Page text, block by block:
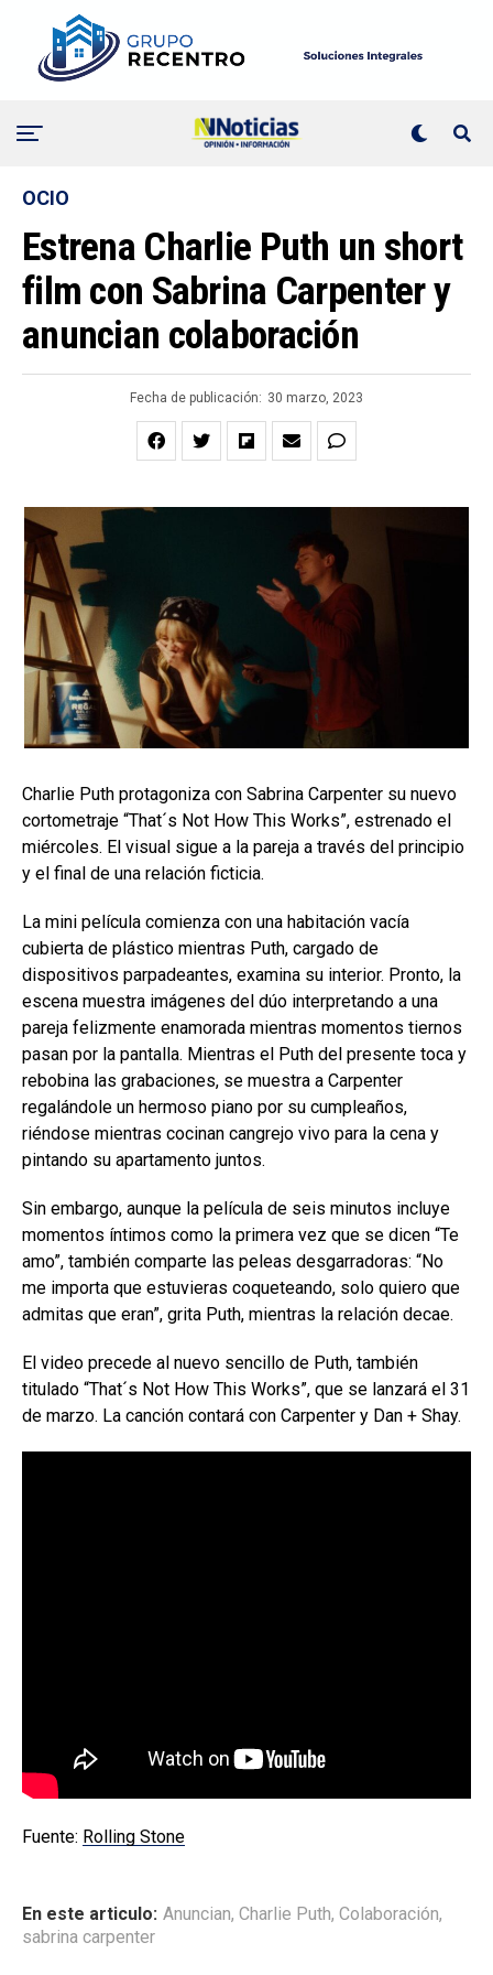
OCIO
Estrena Charlie Puth un short
film con Sabrina Carpenter y
anuncian colaboración
Fecha de publicación: 30 marzo, 2023
Charlie Puth protagoniza con Sabrina Carpenter su nuevo
cortometraje “That´s Not How This Works”, estrenado el
miércoles. El visual sigue a la pareja a través del principio
y el final de una relación ficticia.
La mini película comienza con una habitación vacía
cubierta de plástico mientras Puth, cargado de
dispositivos parpadeantes, examina su interior. Pronto, la
escena muestra imágenes del dúo interpretando a una
pareja felizmente enamorada mientras momentos tiernos
pasan por la pantalla. Mientras el Puth del presente toca y
rebobina las grabaciones, se muestra a Carpenter
regalándole un hermoso piano por su cumpleaños,
riéndose mientras cocinan cangrejo vivo para la cena y
pintando su apartamento juntos.
Sin embargo, aunque la película de seis minutos incluye
momentos íntimos como la primera vez que se dicen “Te
amo”, también comparte las peleas desgarradoras: “No
me importa que estuvieras coqueteando, solo quiero que
admitas que eran”, grita Puth, mientras la relación decae.
El video precede al nuevo sencillo de Puth, también
titulado “That´s Not How This Works”, que se lanzará el 31
de marzo. La canción contará con Carpenter y Dan + Shay.
Fuente: Rolling Stone
En este articulo: Anuncian, Charlie Puth, Colaboración,
sabrina carpenter